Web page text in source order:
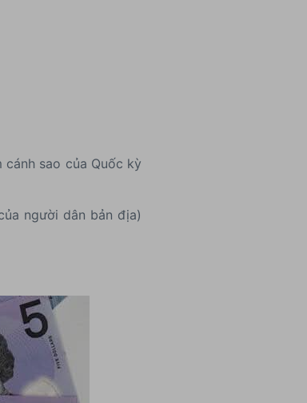
sao của Quốc kỳ
người dân bản địa)